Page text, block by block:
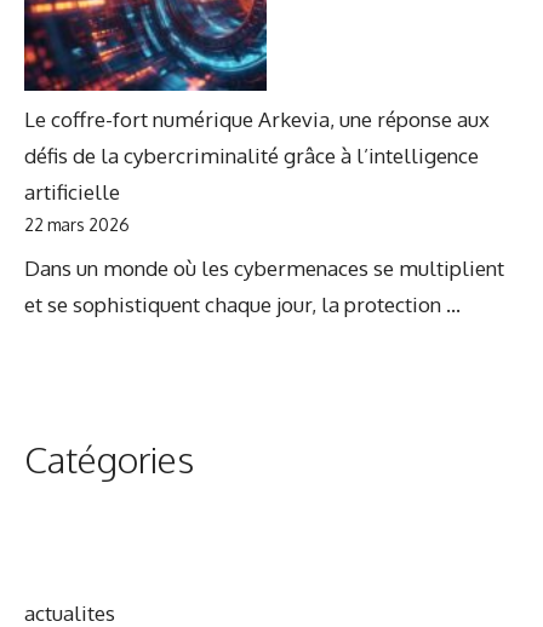
Le coffre-fort numérique Arkevia, une réponse aux
défis de la cybercriminalité grâce à l’intelligence
artificielle
22 mars 2026
Dans un monde où les cybermenaces se multiplient
et se sophistiquent chaque jour, la protection ...
Catégories
actualites